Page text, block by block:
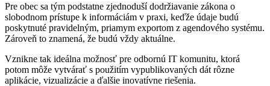
Pre obec sa tým podstatne zjednoduší dodržiavanie zákona o
slobodnom prístupe k informáciám v praxi, keďže údaje budú
poskytnuté pravidelným, priamym exportom z agendového systému.
Zároveň to znamená, že budú vždy aktuálne.
Vznikne tak ideálna možnosť pre odbornú IT komunitu, ktorá
potom môže vytvárať s použitím vypublikovaných dát rôzne
aplikácie, vizualizácie a ďalšie inovatívne riešenia.